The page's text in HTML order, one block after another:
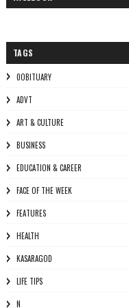
TAGS
0OBITUARY
ADVT
ART & CULTURE
BUSINESS
EDUCATION & CAREER
FACE OF THE WEEK
FEATURES
HEALTH
KASARAGOD
LIFE TIPS
N